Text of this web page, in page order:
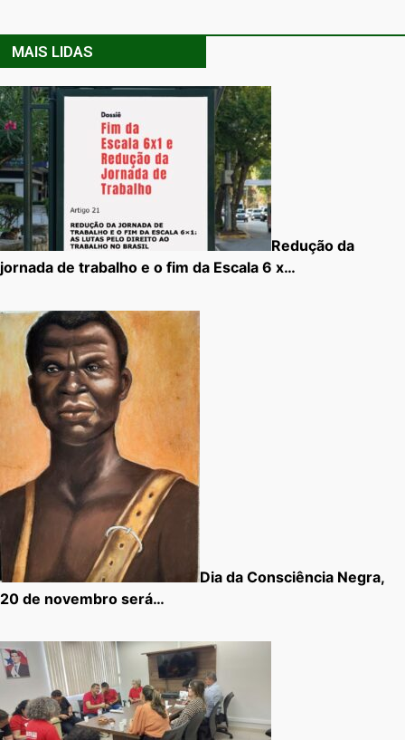
MAIS LIDAS
Redução da
jornada de trabalho e o fim da Escala 6 x…
Dia da Consciência Negra,
20 de novembro será…